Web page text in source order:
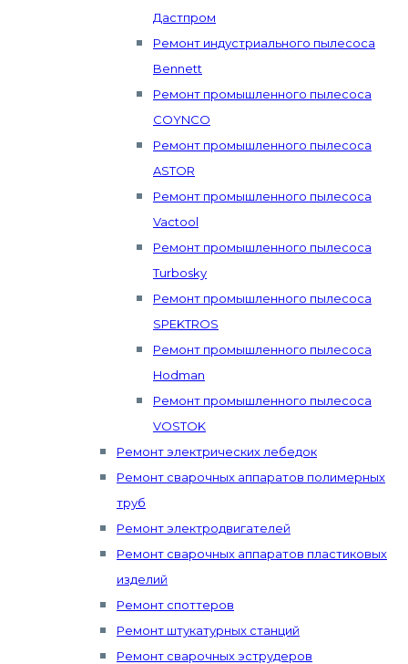
Дастпром
Ремонт индустриального пылесоса
Bennett
Ремонт промышленного пылесоса
COYNCO
Ремонт промышленного пылесоса
ASTOR
Ремонт промышленного пылесоса
Vactool
Ремонт промышленного пылесоса
Turbosky
Ремонт промышленного пылесоса
SPEKTROS
Ремонт промышленного пылесоса
Hodman
Ремонт промышленного пылесоса
VOSTOK
Ремонт электрических лебедок
Ремонт сварочных аппаратов полимерных
труб
Ремонт электродвигателей
Ремонт сварочных аппаратов пластиковых
изделий
Ремонт споттеров
Ремонт штукатурных станций
Ремонт сварочных эструдеров